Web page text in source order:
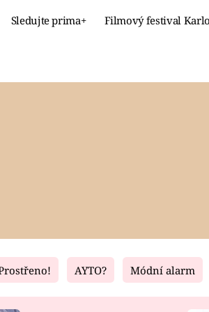
Sledujte prima+ Filmový festival
Living
AYTO? Módní alarm